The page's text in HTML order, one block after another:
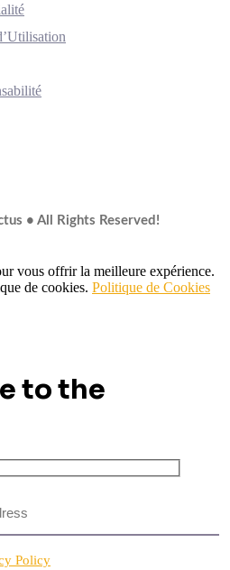
• All Rights Reserved!
vous offrir la meilleure expérience.
de cookies. Politique de Cookies
to the
Policy